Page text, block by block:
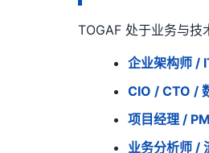
TOGAF 处于业务与技
企业架构师 /
CIO / CTO /
项目经理 /
业务分析师 /